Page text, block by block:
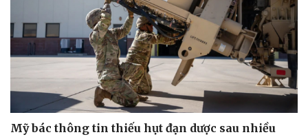
Mỹ bác thông tin thiếu hụt đạn dược sau nhiều